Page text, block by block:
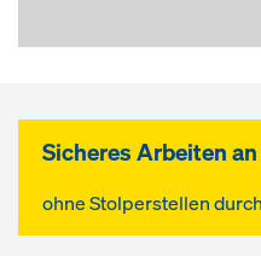
Sicheres Arbeiten
ohne Stolperstellen